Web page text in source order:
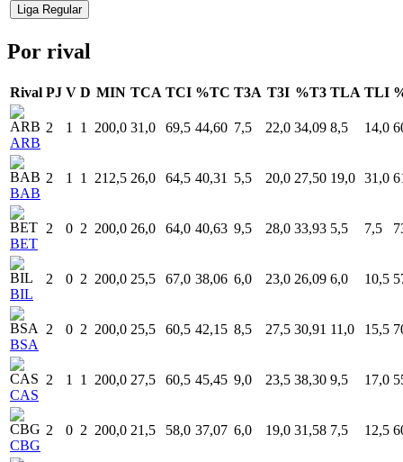
Liga Regular
Por rival
Rival PJ V D MIN TCA TCI %TC T3A T3I %T3 TLA TLI
ARB
2 1 1 200,0 31,0 69,5 44,60 7,5 22,0 34,09 8,5 14,0
BAB
2 1 1 212,5 26,0 64,5 40,31 5,5 20,0 27,50 19,0 31,0
BET
2 0 2 200,0 26,0 64,0 40,63 9,5 28,0 33,93 5,5 7,5
BIL
2 0 2 200,0 25,5 67,0 38,06 6,0 23,0 26,09 6,0 10,5
BSA
2 0 2 200,0 25,5 60,5 42,15 8,5 27,5 30,91 11,0 15,5
CAS
2 1 1 200,0 27,5 60,5 45,45 9,0 23,5 38,30 9,5 17,0
CBG
2 0 2 200,0 21,5 58,0 37,07 6,0 19,0 31,58 7,5 12,5